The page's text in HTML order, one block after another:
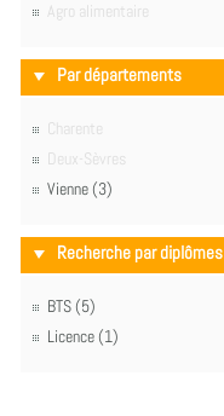
Agro alimentaire
Par départements
Charente
Deux-Sèvres
Vienne (3)
Recherche par diplômes
BTS (5)
Licence (1)